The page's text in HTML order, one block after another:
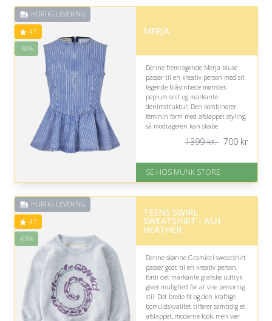
på 4.7 ud af 5
HURTIG LEVERING
4.7
-50%
MERJA
Denne fremragende Merja-bluse
passer til en kreativ person med sit
legende blåstribede mønster,
peplum-snit og markante
denimstruktur. Den kombinerer
feminin form med afslappet styling,
så modtageren kan skabe
kunstnerisk præg fra hverdag til
På lager
Levering: 1-2 dages levering
Fremragende Trustpilot rating
Nedsat: 50% (Normalpris: 1399
kr.)
1399 kr. 700kr
SE HOS MUNK STORE
HURTIG LEVERING
4.7
-63%
TEENS SWIRL
SWEATSHIRT - ASH
HEATHER
Denne skønne Gramicci-sweatshirt
passer godt til en kreativ person,
fordi det markante grafiske udtryk
giver mulighed for at vise personlig
stil. Det brede fit og den kraftige
bomuldskvalitet tilfører samtidig et
afslappet, moderne look, men vær